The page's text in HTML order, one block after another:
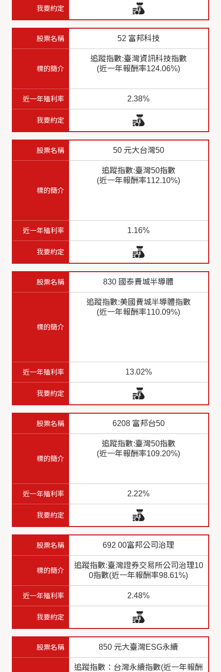
52 富邦科技
追蹤指數:臺灣資訊科技指數
(近一年報酬率124.06%)
2.38%
50 元大台灣50
追蹤指數:臺灣50指數
(近一年報酬率112.10%)
1.16%
830 國泰費城半導體
追蹤指數:美國費城半導體指數
(近一年報酬率110.09%)
13.02%
6208 富邦台50
追蹤指數:臺灣50指數
(近一年報酬率109.20%)
2.22%
692 00富邦公司治理
追蹤指數:臺灣證券交易所公司治理10
0指數(近一年報酬率98.61%)
2.48%
850 元大臺灣ESG永續
追蹤指數：台灣永續指數(近一年報酬